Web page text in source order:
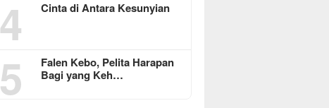
4 Cinta di Antara Kesunyian
5
Falen Kebo, Pelita Harapan
Bagi yang Keh…